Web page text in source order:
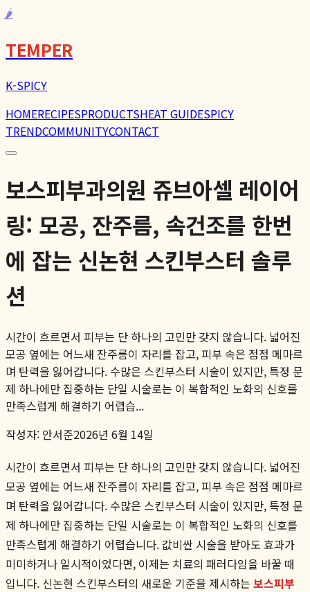
🌶️
TEMPER
K-SPICY
HOMERECIPESPRODUCTSHEAT GUIDESPICY
TRENDCOMMUNITYCONTACT
보스피부과의원 쥬브아셀 레이어
링: 모공, 잔주름, 속건조를 한번
에 잡는 신논현 스킨부스터 솔루
션
시간이 흐르면서 피부는 단 하나의 고민만 갖지 않습니다. 넓어진
모공 옆에는 어느새 잔주름이 자리를 잡고, 피부 속은 점점 메마르
며 탄력을 잃어갑니다. 수많은 스킨부스터 시술이 있지만, 특정 문
제 하나에만 집중하는 단일 시술로는 이 복합적인 노화의 신호를
만족스럽게 해결하기 어렵습...
작성자: 안서준2026년 6월 14일
시간이 흐르면서 피부는 단 하나의 고민만 갖지 않습니다. 넓어진
모공 옆에는 어느새 잔주름이 자리를 잡고, 피부 속은 점점 메마르
며 탄력을 잃어갑니다. 수많은 스킨부스터 시술이 있지만, 특정 문
제 하나에만 집중하는 단일 시술로는 이 복합적인 노화의 신호를
만족스럽게 해결하기 어렵습니다. 값비싼 시술을 받아도 효과가
미미하거나 일시적이었다면, 이제는 치료의 패러다임을 바꿀 때
입니다. 신논현 스킨부스터의 새로운 기준을 제시하는 보스피부